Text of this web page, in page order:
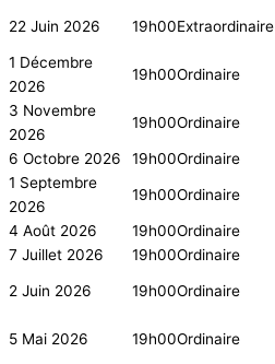
22 Juin 2026 19h00Extraordinaire
1 Décembre
2026
19h00Ordinaire
3 Novembre
2026
19h00Ordinaire
6 Octobre 2026 19h00Ordinaire
1 Septembre
2026
19h00Ordinaire
4 Août 2026 19h00Ordinaire
7 Juillet 2026
19h00Ordinaire
2 Juin 2026 19h00Ordinaire
5 Mai 2026 19h00Ordinaire